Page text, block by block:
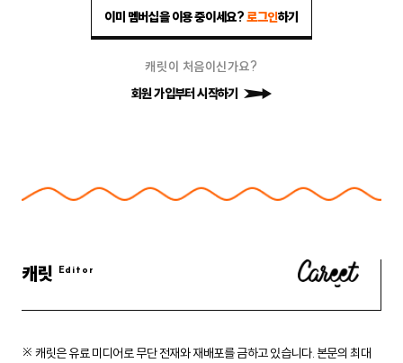
이미 멤버십을 이용 중이세요?로그인하기
캐릿이 처음이신가요?
회원 가입부터 시작하기
캐릿
※ 캐릿은 유료 미디어로 무단 전재와 재배포를 금하고 있습니다. 본문의 최대